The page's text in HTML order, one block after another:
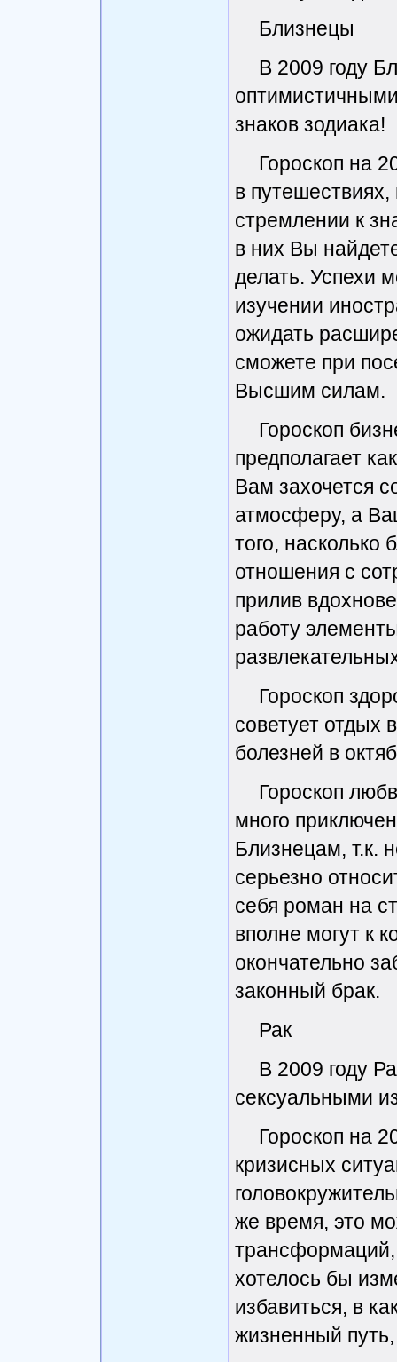
Близнецы
В 2009 году
знаков зодиака!
Гороскоп на
в
стремлении к
в них Вы
делать. Успехи
изучении
ожидать
сможете при
Высшим силам.
Гороскоп
предполагает
Вам захочется
атмосферу, а
того, насколько
отношения с
прилив
работу
Гороскоп
советует отдых
болезней в
Гороскоп
много
Близнецам, т.к.
серьезно
себя роман на
вполне могут к
окончательно
законный брак.
Рак
В 2009 году
сексуальными
Гороскоп на
кризисных
же время, это
трансформаций,
хотелось бы
избавиться, в
жизненный